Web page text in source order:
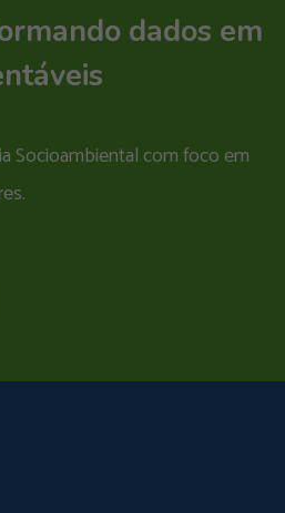
dados em
Socioambiental com foco em